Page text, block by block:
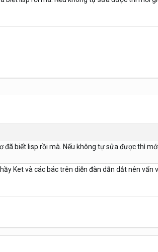
biết lisp rồi mà. Nếu không tự sửa được thì
Ket và các bác trên diễn đàn dẫn dắt nên